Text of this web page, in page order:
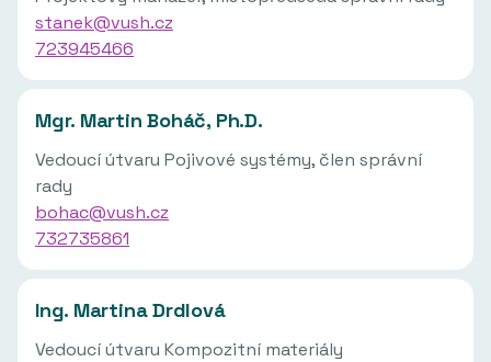
stanek@vush.cz
723945466
Mgr. Martin Boháč, Ph.D.
Vedoucí útvaru Pojivové systémy, člen správní
rady
bohac@vush.cz
732735861
Ing. Martina Drdlová
Vedoucí útvaru Kompozitní materiály